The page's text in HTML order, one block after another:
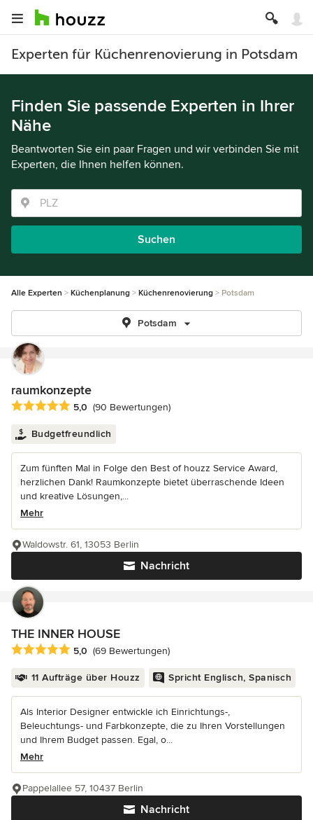
Experten für Küchenrenovierung in Potsdam
Finden Sie passende Experten in Ihrer
Nähe
Beantworten Sie ein paar Fragen und wir verbinden Sie mit
Experten, die Ihnen helfen können.
Suchen
Alle Experten Küchenplanung Küchenrenovierung Potsdam
Potsdam
raumkonzepte
Durchschnittliche Bewertung: 5 von 5 Sternen
5,0 (90 Bewertungen)
Budgetfreundlich
Zum fünften Mal in Folge den Best of houzz Service Award,
herzlichen Dank! Raumkonzepte bietet überraschende Ideen
und kreative Lösungen,...
Mehr
Nachricht
Waldowstr. 61, 13053 Berlin
THE INNER HOUSE
Durchschnittliche Bewertung: 5 von 5 Sternen
5,0 (69 Bewertungen)
11 Aufträge über Houzz Spricht Englisch, Spanisch
Als Interior Designer entwickle ich Einrichtungs-,
Beleuchtungs- und Farbkonzepte, die zu Ihren Vorstellungen
und Ihrem Budget passen. Egal, o...
Mehr
Nachricht
Pappelallee 57, 10437 Berlin